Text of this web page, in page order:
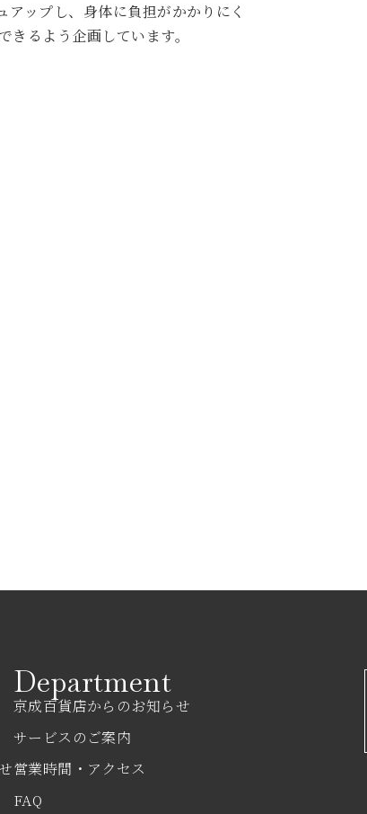
アップし、身体に負担がかかりにく
きるよう企画しています。
Department
京成百貨店からのお知らせ
サービスのご案内
営業時間・アクセス
FAQ